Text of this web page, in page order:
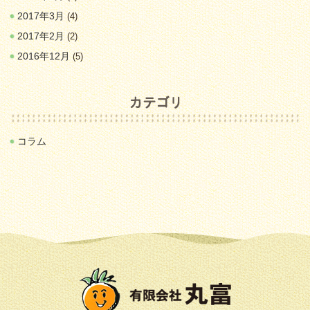
2017年3月(4)
2017年2月(2)
2016年12月(5)
コラム